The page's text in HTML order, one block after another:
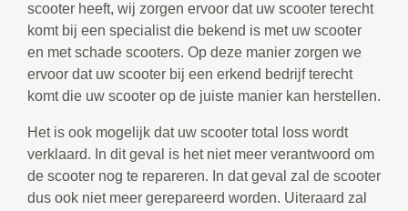
scooter heeft, wij zorgen ervoor dat uw scooter terecht
komt bij een specialist die bekend is met uw scooter
en met schade scooters. Op deze manier zorgen we
ervoor dat uw scooter bij een erkend bedrijf terecht
komt die uw scooter op de juiste manier kan herstellen.
Het is ook mogelijk dat uw scooter total loss wordt
verklaard. In dit geval is het niet meer verantwoord om
de scooter nog te repareren. In dat geval zal de scooter
dus ook niet meer gerepareerd worden. Uiteraard zal